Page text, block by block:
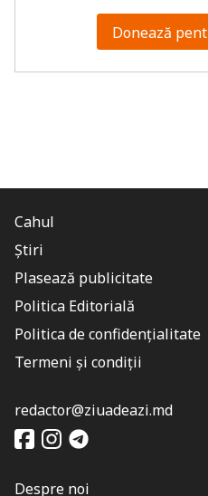
Donează
Cahul
Știri
Plasează publicitate
Politica Editorială
Politica de confidențialitate
Termeni și condiții
redactor@ziuadeazi.md
Despre noi